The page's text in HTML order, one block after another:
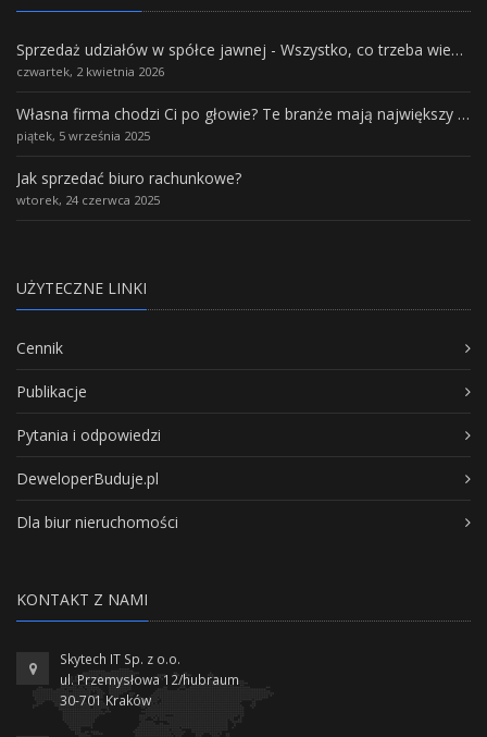
Sprzedaż udziałów w spółce jawnej - Wszystko, co trzeba wiedzieć.
czwartek, 2 kwietnia 2026
Własna firma chodzi Ci po głowie? Te branże mają największy potencjał rozwoju
piątek, 5 września 2025
Jak sprzedać biuro rachunkowe?
wtorek, 24 czerwca 2025
UŻYTECZNE LINKI
Cennik
Publikacje
Pytania i odpowiedzi
DeweloperBuduje.pl
Dla biur nieruchomości
KONTAKT Z NAMI
Skytech IT Sp. z o.o.
ul. Przemysłowa 12/hubraum
30-701 Kraków